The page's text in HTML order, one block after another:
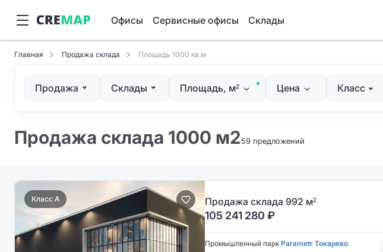
Офисы Сервисные офисы Склады
Главная Продажа склада Площадь 1000 кв.м
Продажа Склады Площадь, м2 Цена Класс
Продажа склада 1000 м259 предложений
Класс A Продажа склада 992 м2
105 241 280 ₽
Промышленный парк Parametr Токарево